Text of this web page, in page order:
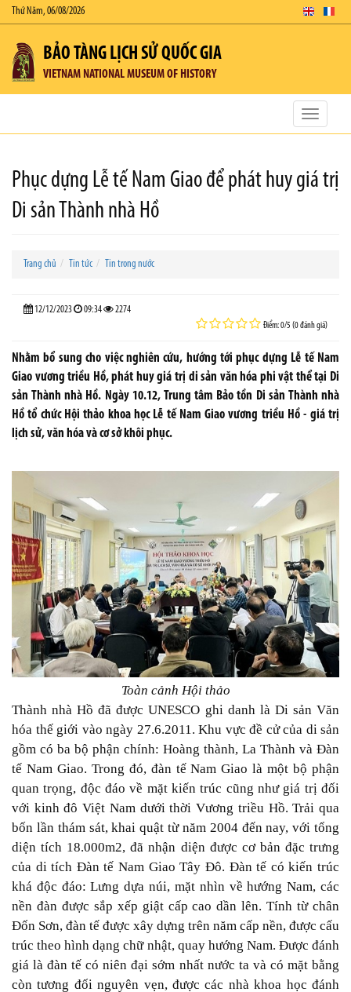
Thứ Năm, 06/08/2026
BẢO TÀNG LỊCH SỬ QUỐC GIA
VIETNAM NATIONAL MUSEUM OF HISTORY
Toggle
Phục dựng Lễ tế Nam Giao để phát huy giá trị
Di sản Thành nhà Hồ
Trang chủ Tin tức Tin trong nước
12/12/2023 09:34 2274
Điểm: 0/5 (0 đánh giá)
Nhằm bổ sung cho việc nghiên cứu, hướng tới phục dựng Lễ tế Nam
Giao vương triều Hồ, phát huy giá trị di sản văn hóa phi vật thể tại Di
sản Thành nhà Hồ. Ngày 10.12, Trung tâm Bảo tồn Di sản Thành nhà
Hồ tổ chức Hội thảo khoa học Lễ tế Nam Giao vương triều Hồ - giá trị
lịch sử, văn hóa và cơ sở khôi phục.
Toàn cảnh Hội thảo
Thành nhà Hồ đã được UNESCO ghi danh là Di sản Văn
hóa thế giới vào ngày 27.6.2011. Khu vực đề cử của di sản
gồm có ba bộ phận chính: Hoàng thành, La Thành và Đàn
tế Nam Giao. Trong đó, đàn tế Nam Giao là một bộ phận
quan trọng, độc đáo về mặt kiến trúc cũng như giá trị đối
với kinh đô Việt Nam dưới thời Vương triều Hồ. Trải qua
bốn lần thám sát, khai quật từ năm 2004 đến nay, với tổng
diện tích 18.000m2, đã nhận diện được cơ bản đặc trưng
của di tích Đàn tế Nam Giao Tây Đô. Đàn tế có kiến trúc
khá độc đáo: Lưng dựa núi, mặt nhìn về hướng Nam, các
nền đàn được sắp xếp giật cấp cao dần lên. Tính từ chân
Đốn Sơn, đàn tế được xây dựng trên năm cấp nền, được cấu
trúc theo hình dạng chữ nhật, quay hướng Nam. Được đánh
giá là đàn tế có niên đại sớm nhất nước ta và có mặt bằng
còn tương đối nguyên vẹn, được các nhà khoa học đánh